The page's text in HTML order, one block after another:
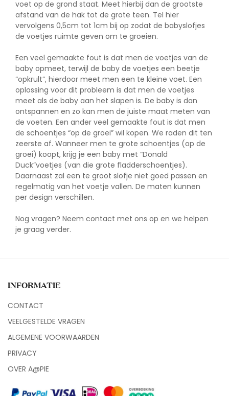
voet op de grond staat. Meet hierbij dan de grootste
afstand van de hak tot de grote teen. Tel hier
vervolgens 0,5cm tot 1cm bij op zodat de babyslofjes
de voetjes ruimte geven om te groeien.
Een veel gemaakte fout is dat men de voetjes van de
baby opmeet, terwijl de baby de voetjes een beetje
“opkrult”, hierdoor meet men een te kleine voet. Een
oplossing voor dit probleem is dat men de voetjes
meet als de baby aan het slapen is. De baby is dan
ontspannen en zo kan men de juiste maat meten van
de voeten. Een ander veel gemaakte fout is dat men
de schoentjes “op de groei” wil kopen. We raden dit ten
zeerste af. Wanneer men te grote schoentjes (op de
groei) koopt, krijg je een baby met “Donald
Duck”voetjes (van die grote fladderschoentjes).
Daarnaast zal een te groot slofje niet goed passen en
regelmatig van het voetje vallen. De maten kunnen
per design verschillen.
Nog vragen? Neem contact met ons op en we helpen
je graag verder.
INFORMATIE
CONTACT
VEELGESTELDE VRAGEN
ALGEMENE VOORWAARDEN
PRIVACY
OVER A@PIE